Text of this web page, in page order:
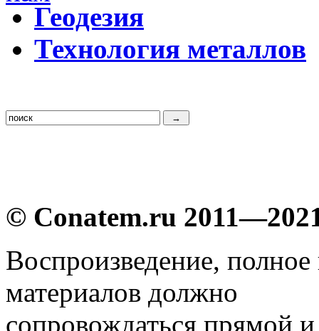
Геодезия
Технология металлов
© Conatem.ru
Воспроизведение,
материалов должно
сопровождаться прямой